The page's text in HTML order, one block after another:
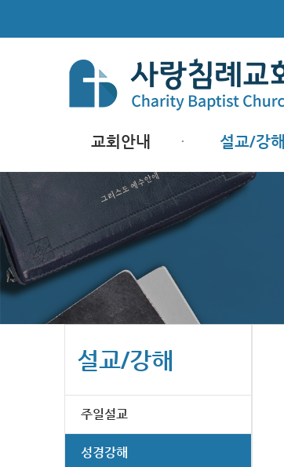
교회안내 설교/강해
설교/강해
주일설교
성경강해